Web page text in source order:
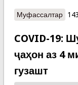
Муфассалтаро
19
COVID-19:
ҷаҳон аз 4
гузашт